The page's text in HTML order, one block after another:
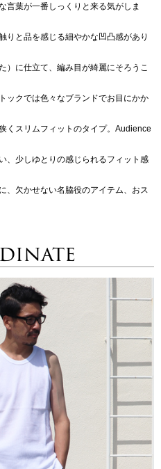
言葉が一番しっくりと来る気がしま
りと品を感じる細やかな凹凸感があり
）に仕立て、編み目が綺麗にそろうこ
ックでは色々なブランドでお目にかか
くスリムフィットのタイプ。Audience
、少しゆとりの感じられるフィット感
、欠かせない名脇役のアイテム、おス